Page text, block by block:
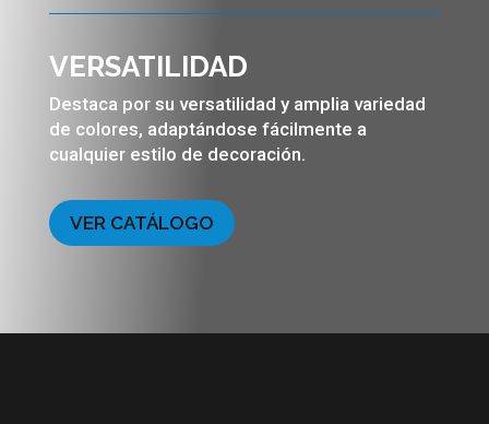
VERSATILIDAD
Destaca por su versatilidad y amplia variedad
de colores, adaptándose fácilmente a
cualquier estilo de decoración.
VER CATÁLOGO